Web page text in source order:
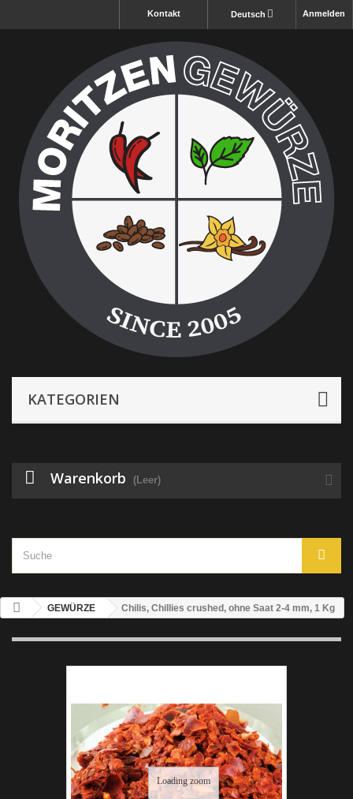
Anmelden
Deutsch
Kontakt
KATEGORIEN
Warenkorb (Leer)
GEWÜRZE Chilis, Chillies crushed, ohne Saat 2-4 mm, 1 Kg
Loading zoom